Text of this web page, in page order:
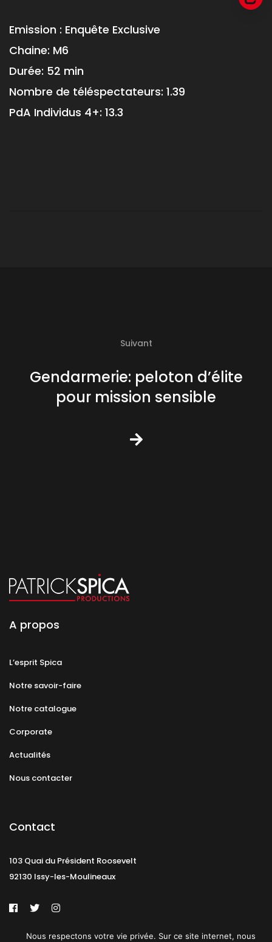
Emission : Enquête Exclusive
Chaine: M6
Durée: 52 min
Nombre de téléspectateurs: 1.39
PdA Individus 4+: 13.3
Suivant
Gendarmerie: peloton d’élite
pour mission sensible
A propos
L’esprit Spica
Notre savoir-faire
Notre catalogue
Corporate
Actualités
Nous contacter
Contact
103 Quai du Président Roosevelt
92130 Issy-les-Moulineaux
Nous respectons votre vie privée. Sur ce site internet, nous